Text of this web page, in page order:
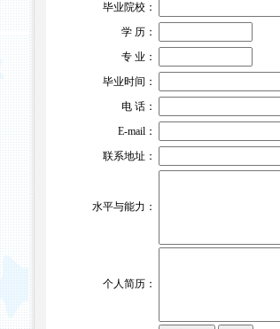
毕业院校：
学 历：
专 业：
毕业时间：
电 话：
E-mail：
联系地址：
水平与能力：
个人简历：